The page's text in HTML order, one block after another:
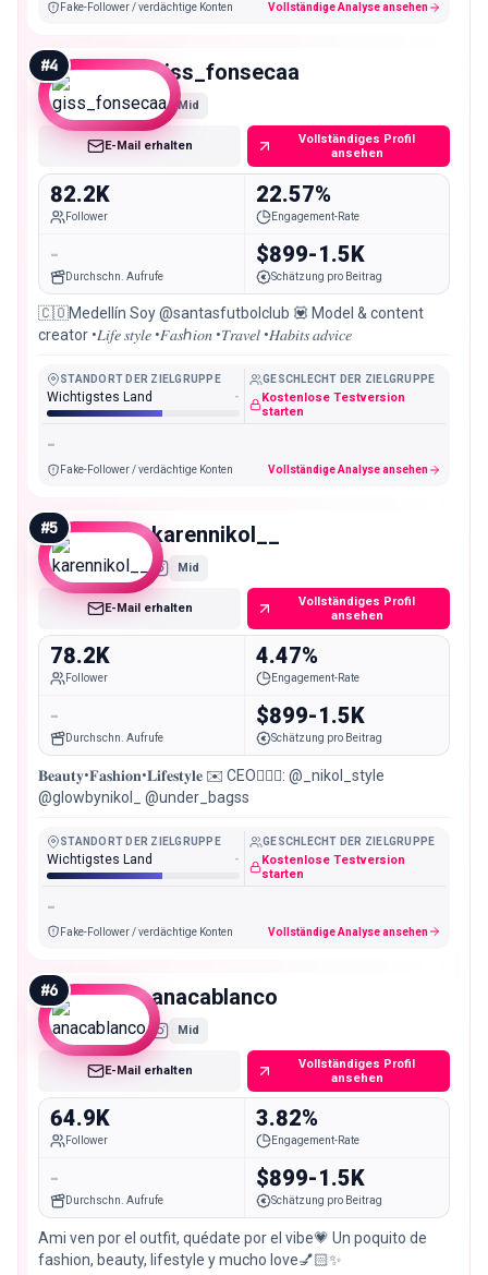
Fake-Follower / verdächtige Konten Vollständige Analyse ansehen
#4 giss_fonsecaa
Mid
E-Mail erhalten
Vollständiges Profil
ansehen
82.2K
Follower
22.57%
Engagement-Rate
-
Durchschn. Aufrufe
$899-1.5K
Schätzung pro Beitrag
🇨🇴Medellín Soy @santasfutbolclub 💟 Model & content
creator •𝐿𝑖𝑓𝑒 𝑠𝑡𝑦𝑙𝑒 •𝐹𝑎𝑠ℎ𝑖𝑜𝑛 •𝑇𝑟𝑎𝑣𝑒𝑙 •𝐻𝑎𝑏𝑖𝑡𝑠 𝑎𝑑𝑣𝑖𝑐𝑒
STANDORT DER ZIELGRUPPE
Wichtigstes Land -
GESCHLECHT DER ZIELGRUPPE
Kostenlose Testversion
starten
-
Fake-Follower / verdächtige Konten Vollständige Analyse ansehen
#5 karennikol__
Mid
E-Mail erhalten
Vollständiges Profil
ansehen
78.2K
Follower
4.47%
Engagement-Rate
-
Durchschn. Aufrufe
$899-1.5K
Schätzung pro Beitrag
𝐁𝐞𝐚𝐮𝐭𝐲•𝐅𝐚𝐬𝐡𝐢𝐨𝐧•𝐋𝐢𝐟𝐞𝐬𝐭𝐲𝐥𝐞 ✉️ CEO🙇🏻‍♀️: @_nikol_style
@glowbynikol_ @under_bagss
STANDORT DER ZIELGRUPPE
Wichtigstes Land -
GESCHLECHT DER ZIELGRUPPE
Kostenlose Testversion
starten
-
Fake-Follower / verdächtige Konten Vollständige Analyse ansehen
#6 anacablanco
Mid
E-Mail erhalten
Vollständiges Profil
ansehen
64.9K
Follower
3.82%
Engagement-Rate
-
Durchschn. Aufrufe
$899-1.5K
Schätzung pro Beitrag
Ami ven por el outfit, quédate por el vibe💗 Un poquito de
fashion, beauty, lifestyle y mucho love💅🏻✨